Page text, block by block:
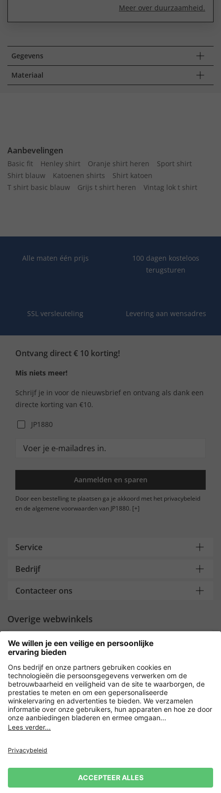
Meer over duurzaamheid.
Gegevens
Materiaal
Aanbevelingen
Basic fit Henley shirt Oranje shirt heren
Sport shirt
Shirt blauw
Katoenen shirts
Shirt katoen
T shirt basic blauw
Grijs t shirt heren Vintag lok t shirt
Alle maten één prijs
100 dagen kosteloos
terugsturen
SSL versleuteling Levering aan wensadres
Ontvang direct € 10 korting!
Mis niets meer!
Schrijf je in voor de nieuwsbrief en ontvang als dank een
directe korting van €10.
JP1880
Aanmelden en sparen
Door een bestelling te plaatsen ga je akkoord met het privacybeleid
en de algemene voorwaarden van JP1880. [+]
Service
Bedrijf
Contacteer ons
Overige webwinkels
Nederland
Payment and Delivery
Versleuteling met
Verkoopvoorwaarden
Leveringsvoorwaarden
Herroeping indienen
Impressum Cookie-instellingen